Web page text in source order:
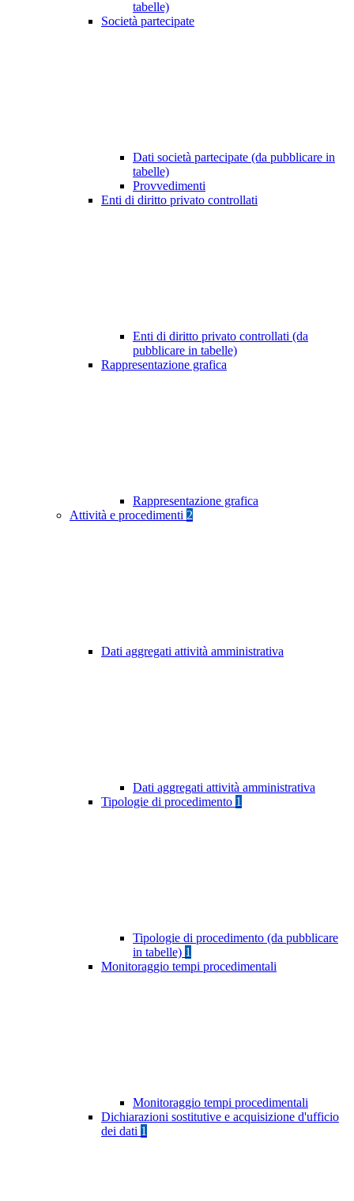
tabelle)
Società partecipate
Dati società partecipate (da pubblicare in
tabelle)
Provvedimenti
Enti di diritto privato controllati
Enti di diritto privato controllati (da
pubblicare in tabelle)
Rappresentazione grafica
Rappresentazione grafica
Attività e procedimenti 2
Dati aggregati attività amministrativa
Dati aggregati attività amministrativa
Tipologie di procedimento 1
Tipologie di procedimento (da pubblicare
in tabelle) 1
Monitoraggio tempi procedimentali
Monitoraggio tempi procedimentali
Dichiarazioni sostitutive e acquisizione d'ufficio
dei dati 1